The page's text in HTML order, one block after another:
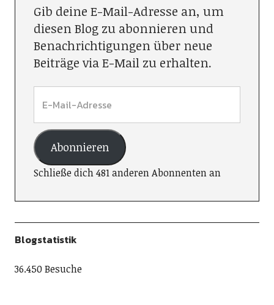
Gib deine E-Mail-Adresse an, um
diesen Blog zu abonnieren und
Benachrichtigungen über neue
Beiträge via E-Mail zu erhalten.
Abonnieren
Schließe dich 481 anderen Abonnenten an
Blogstatistik
36.450 Besuche